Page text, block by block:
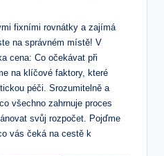
fixními rovnátky a zajímá
na správném místě! V
cena: Co očekávat při
na klíčové faktory, které
péči. Srozumitelně a
všechno zahrnuje proces
svůj rozpočet. Pojďme
vás čeká na cestě k